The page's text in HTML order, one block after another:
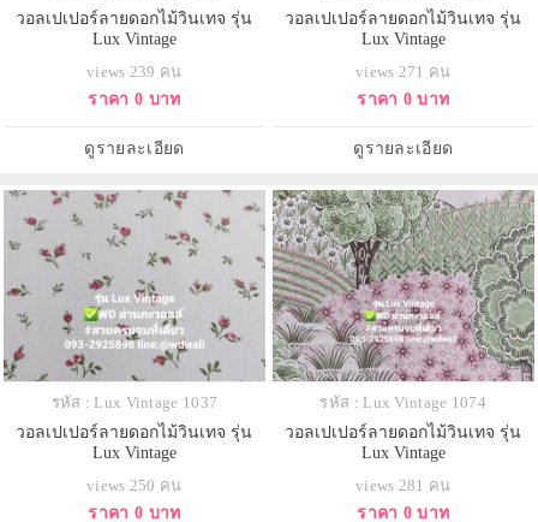
วอลเปเปอร์ลายดอกไม้วินเทจ รุ่น
Lux Vintage
views 239 คน
ราคา 0 บาท
ดูรายละเอียด
วอลเปเปอร์ลายดอกไม้วินเทจ รุ่น
Lux Vintage
views 271 คน
ราคา 0 บาท
ดูรายละเอียด
รหัส : Lux Vintage 1037
วอลเปเปอร์ลายดอกไม้วินเทจ รุ่น
Lux Vintage
views 250 คน
ราคา 0 บาท
รหัส : Lux Vintage 1074
วอลเปเปอร์ลายดอกไม้วินเทจ รุ่น
Lux Vintage
views 281 คน
ราคา 0 บาท